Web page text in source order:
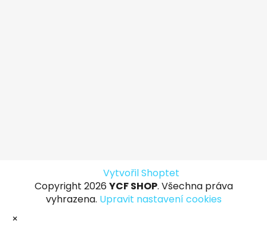
Vytvořil Shoptet
Copyright 2026 YCF SHOP. Všechna práva
vyhrazena. Upravit nastavení cookies
×